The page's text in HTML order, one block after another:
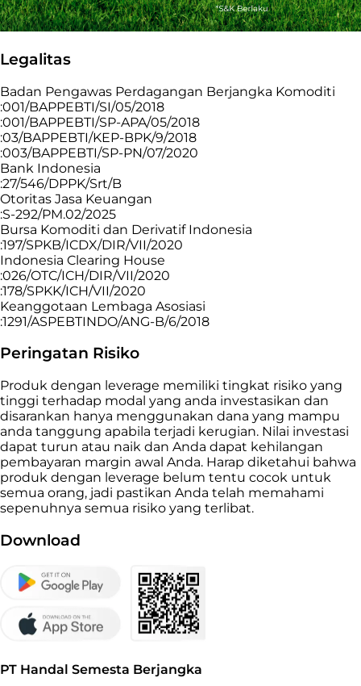
Legalitas
Badan Pengawas Perdagangan Berjangka Komoditi
:001/BAPPEBTI/SI/05/2018
:001/BAPPEBTI/SP-APA/05/2018
:03/BAPPEBTI/KEP-BPK/9/2018
:003/BAPPEBTI/SP-PN/07/2020
Bank Indonesia
:27/546/DPPK/Srt/B
Otoritas Jasa Keuangan
:S-292/PM.02/2025
Bursa Komoditi dan Derivatif Indonesia
:197/SPKB/ICDX/DIR/VII/2020
Indonesia Clearing House
:026/OTC/ICH/DIR/VII/2020
:178/SPKK/ICH/VII/2020
Keanggotaan Lembaga Asosiasi
:1291/ASPEBTINDO/ANG-B/6/2018
Peringatan Risiko
Produk dengan leverage memiliki tingkat risiko yang
tinggi terhadap modal yang anda investasikan dan
disarankan hanya menggunakan dana yang mampu
anda tanggung apabila terjadi kerugian. Nilai investasi
dapat turun atau naik dan Anda dapat kehilangan
pembayaran margin awal Anda. Harap diketahui bahwa
produk dengan leverage belum tentu cocok untuk
semua orang, jadi pastikan Anda telah memahami
sepenuhnya semua risiko yang terlibat.
Download
PT Handal Semesta Berjangka